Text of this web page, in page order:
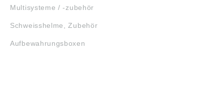
Multisysteme / -zubehör
Schweisshelme, Zubehör
Aufbewahrungsboxen